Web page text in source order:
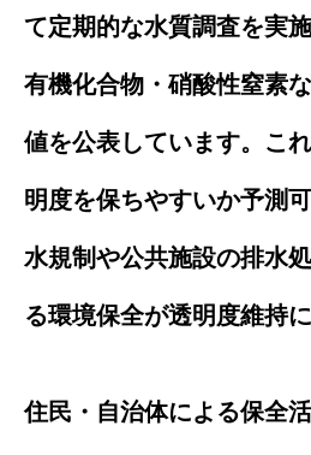
て定期的な水質調査を実
有機化合物・硝酸性窒素
値を公表しています。こ
明度を保ちやすいか予測
水規制や公共施設の排水
る環境保全が透明度維持
住民・自治体による保全